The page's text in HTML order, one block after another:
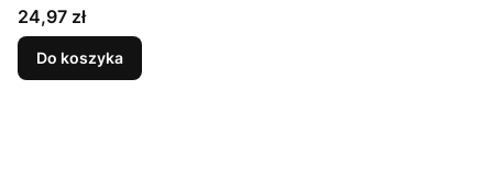
Cena
24,97 zł
Do koszyka